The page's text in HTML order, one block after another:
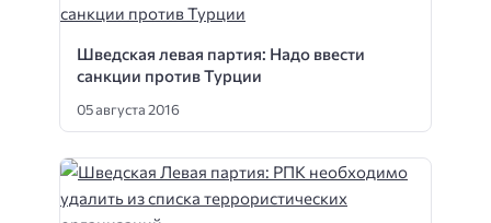
Шведская левая партия: Надо ввести
санкции против Турции
05 августа 2016